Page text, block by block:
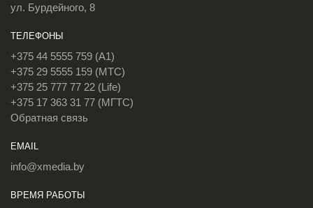
ул. Бурдейного, 8
ТЕЛЕФОНЫ
+375 44 5555 759 (A1)
+375 29 5555 159 (МТС)
+375 25 777 77 22 (Life)
+375 17 363 31 77 (МГТС)
Обратная связь
EMAIL
info@xmedia.by
ВРЕМЯ РАБОТЫ